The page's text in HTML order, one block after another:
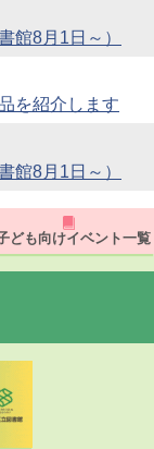
館8月1日～）
を紹介します
館8月1日～）
ども向けイベント一覧